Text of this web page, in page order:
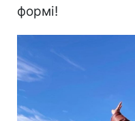
формі!